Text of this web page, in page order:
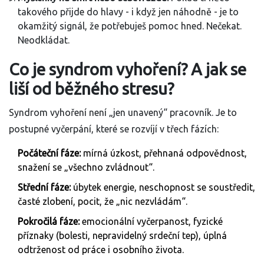
takového přijde do hlavy - i když jen náhodně - je to
okamžitý signál, že potřebuješ pomoc hned. Nečekat.
Neodkládat.
Co je syndrom vyhoření? A jak se
liší od běžného stresu?
Syndrom vyhoření není „jen unavený“ pracovník. Je to
postupné vyčerpání, které se rozvíjí v třech fázích:
Počáteční fáze:mírná úzkost, přehnaná odpovědnost,
snažení se „všechno zvládnout“.
Střední fáze:úbytek energie, neschopnost se soustředit,
časté zlobení, pocit, že „nic nezvládám“.
Pokročilá fáze:emocionální vyčerpanost, fyzické
příznaky (bolesti, nepravidelný srdeční tep), úplná
odtrženost od práce i osobního života.